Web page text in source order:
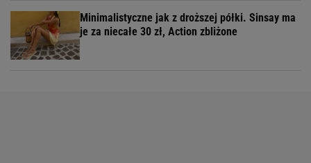
Minimalistyczne jak z droższej półki. Sinsay ma
je za niecałe 30 zł, Action zbliżone